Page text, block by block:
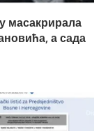
а сада